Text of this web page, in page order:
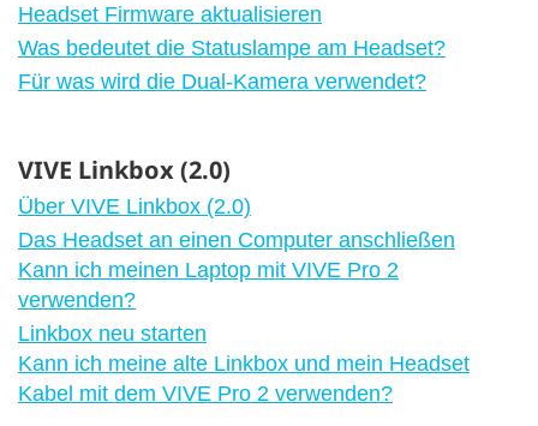
Headset Firmware aktualisieren
Was bedeutet die Statuslampe am Headset?
Für was wird die Dual-Kamera verwendet?
VIVE Linkbox (2.0)
Über VIVE Linkbox (2.0)
Das Headset an einen Computer anschließen
Kann ich meinen Laptop mit VIVE Pro 2
verwenden?
Linkbox neu starten
Kann ich meine alte Linkbox und mein Headset
Kabel mit dem VIVE Pro 2 verwenden?